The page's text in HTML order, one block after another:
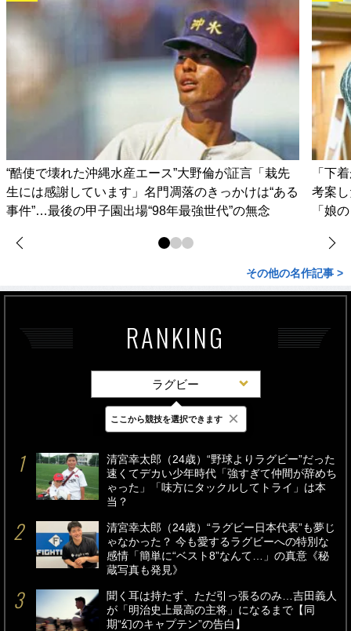
“酷使で壊れた沖縄水産エース”大野倫が証言「栽先
生には感謝しています」名門凋落のきっかけは“ある
事件”…最後の甲子園出場“98年最強世代”の無念
「下
考案
「娘
その他の名作記事 >
RANKING
ラグビー
最新 24時間 週間
清宮幸太郎（24歳）“野球よりラグビー”だった
速くてデカい少年時代「強すぎて仲間が辞めち
ゃった」「味方にタックルしてトライ」は本
当？
清宮幸太郎（24歳）“ラグビー日本代表”も夢じ
ゃなかった？ 今も愛するラグビーへの特別な
感情「簡単に“ベスト8”なんて…」の真意《秘
蔵写真も発見》
聞く耳は持たず、ただ引っ張るのみ…吉田義人
が「明治史上最高の主将」になるまで【同
期“幻のキャプテン”の告白】
ここから競技を選択できます ×